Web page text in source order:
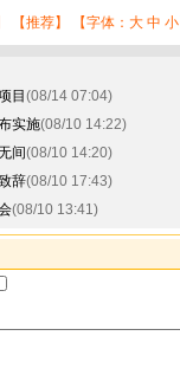
【推荐】 【字体： 大 中 小
目 (08/14 07:04)
实施(08/10 14:22)
间(08/10 14:20)
辞(08/10 17:43)
(08/10 13:41)